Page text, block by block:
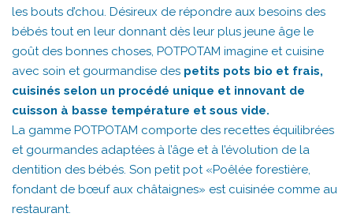
les bouts d’chou. Désireux de répondre aux besoins des
bébés tout en leur donnant dès leur plus jeune âge le
goût des bonnes choses, POTPOTAM imagine et cuisine
avec soin et gourmandise des petits pots bio et frais,
cuisinés selon un procédé unique et innovant de
cuisson à basse température et sous vide.
La gamme POTPOTAM comporte des recettes équilibrées
et gourmandes adaptées à l’âge et à l’évolution de la
dentition des bébés. Son petit pot «Poêlée forestière,
fondant de bœuf aux châtaignes» est cuisinée comme au
restaurant.